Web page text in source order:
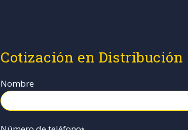
Cotización en Distribución
Nombre